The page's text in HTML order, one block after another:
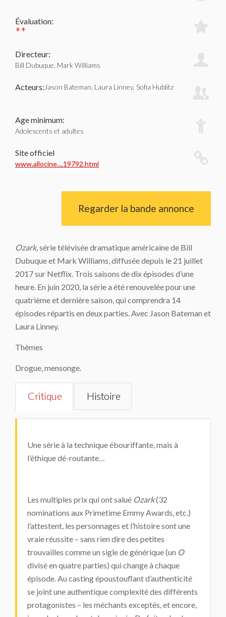
Évaluation:
**
Directeur:
Bill Dubuque, Mark Williams
Acteurs: Jason Bateman, Laura Linney, Sofia Hublitz
Age minimum:
Adolescents et adultes
Site officiel
www.allocine....19792.html
Regarder la bande annonce
Ozark, série télévisée dramatique américaine de Bill
Dubuque et Mark Williams, diffusée depuis le 21 juillet
2017 sur Netflix. Trois saisons de dix épisodes d’une
heure. En juin 2020, la série a été renouvelée pour une
quatrième et dernière saison, qui comprendra 14
épisodes répartis en deux parties. Avec Jason Bateman et
Laura Linney.
Thèmes
Drogue, mensonge.
Critique Histoire
Une série à la technique ébouriffante, mais à
l’éthique dé-routante…
Les multiples prix qui ont salué Ozark(32
nominations aux Primetime Emmy Awards, etc.)
l’attestent, les personnages et l’histoire sont une
vraie réussite – sans rien dire des petites
trouvailles comme un sigle de générique (un O
divisé en quatre parties) qui change à chaque
épisode. Au casting époustouflant d’authenticité
se joint une authentique complexité des différents
protagonistes – les méchants exceptés, et encore,